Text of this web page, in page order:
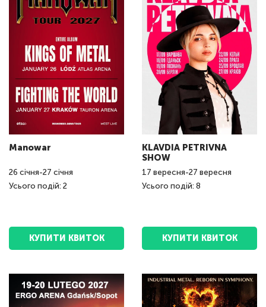
Manowar
26 січня-27 січня
Усього подій: 2
КУПИТИ КВИТОК
KLAVDIA PETRIVNA
SHOW
17 вересня-27 вересня
Усього подій: 8
КУПИТИ КВИТОК